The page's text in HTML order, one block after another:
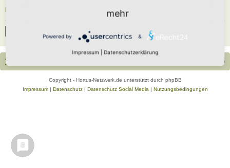
Datenschutzerklärung
UTC+02:00
Copyright - Hortus-Netzwerk.de unterstützt durch phpBB
Impressum| Datenschutz| Datenschutz Social Media Nutzungsbedingungen
mehr
Powered by &
Impressum Datenschutzerklärung